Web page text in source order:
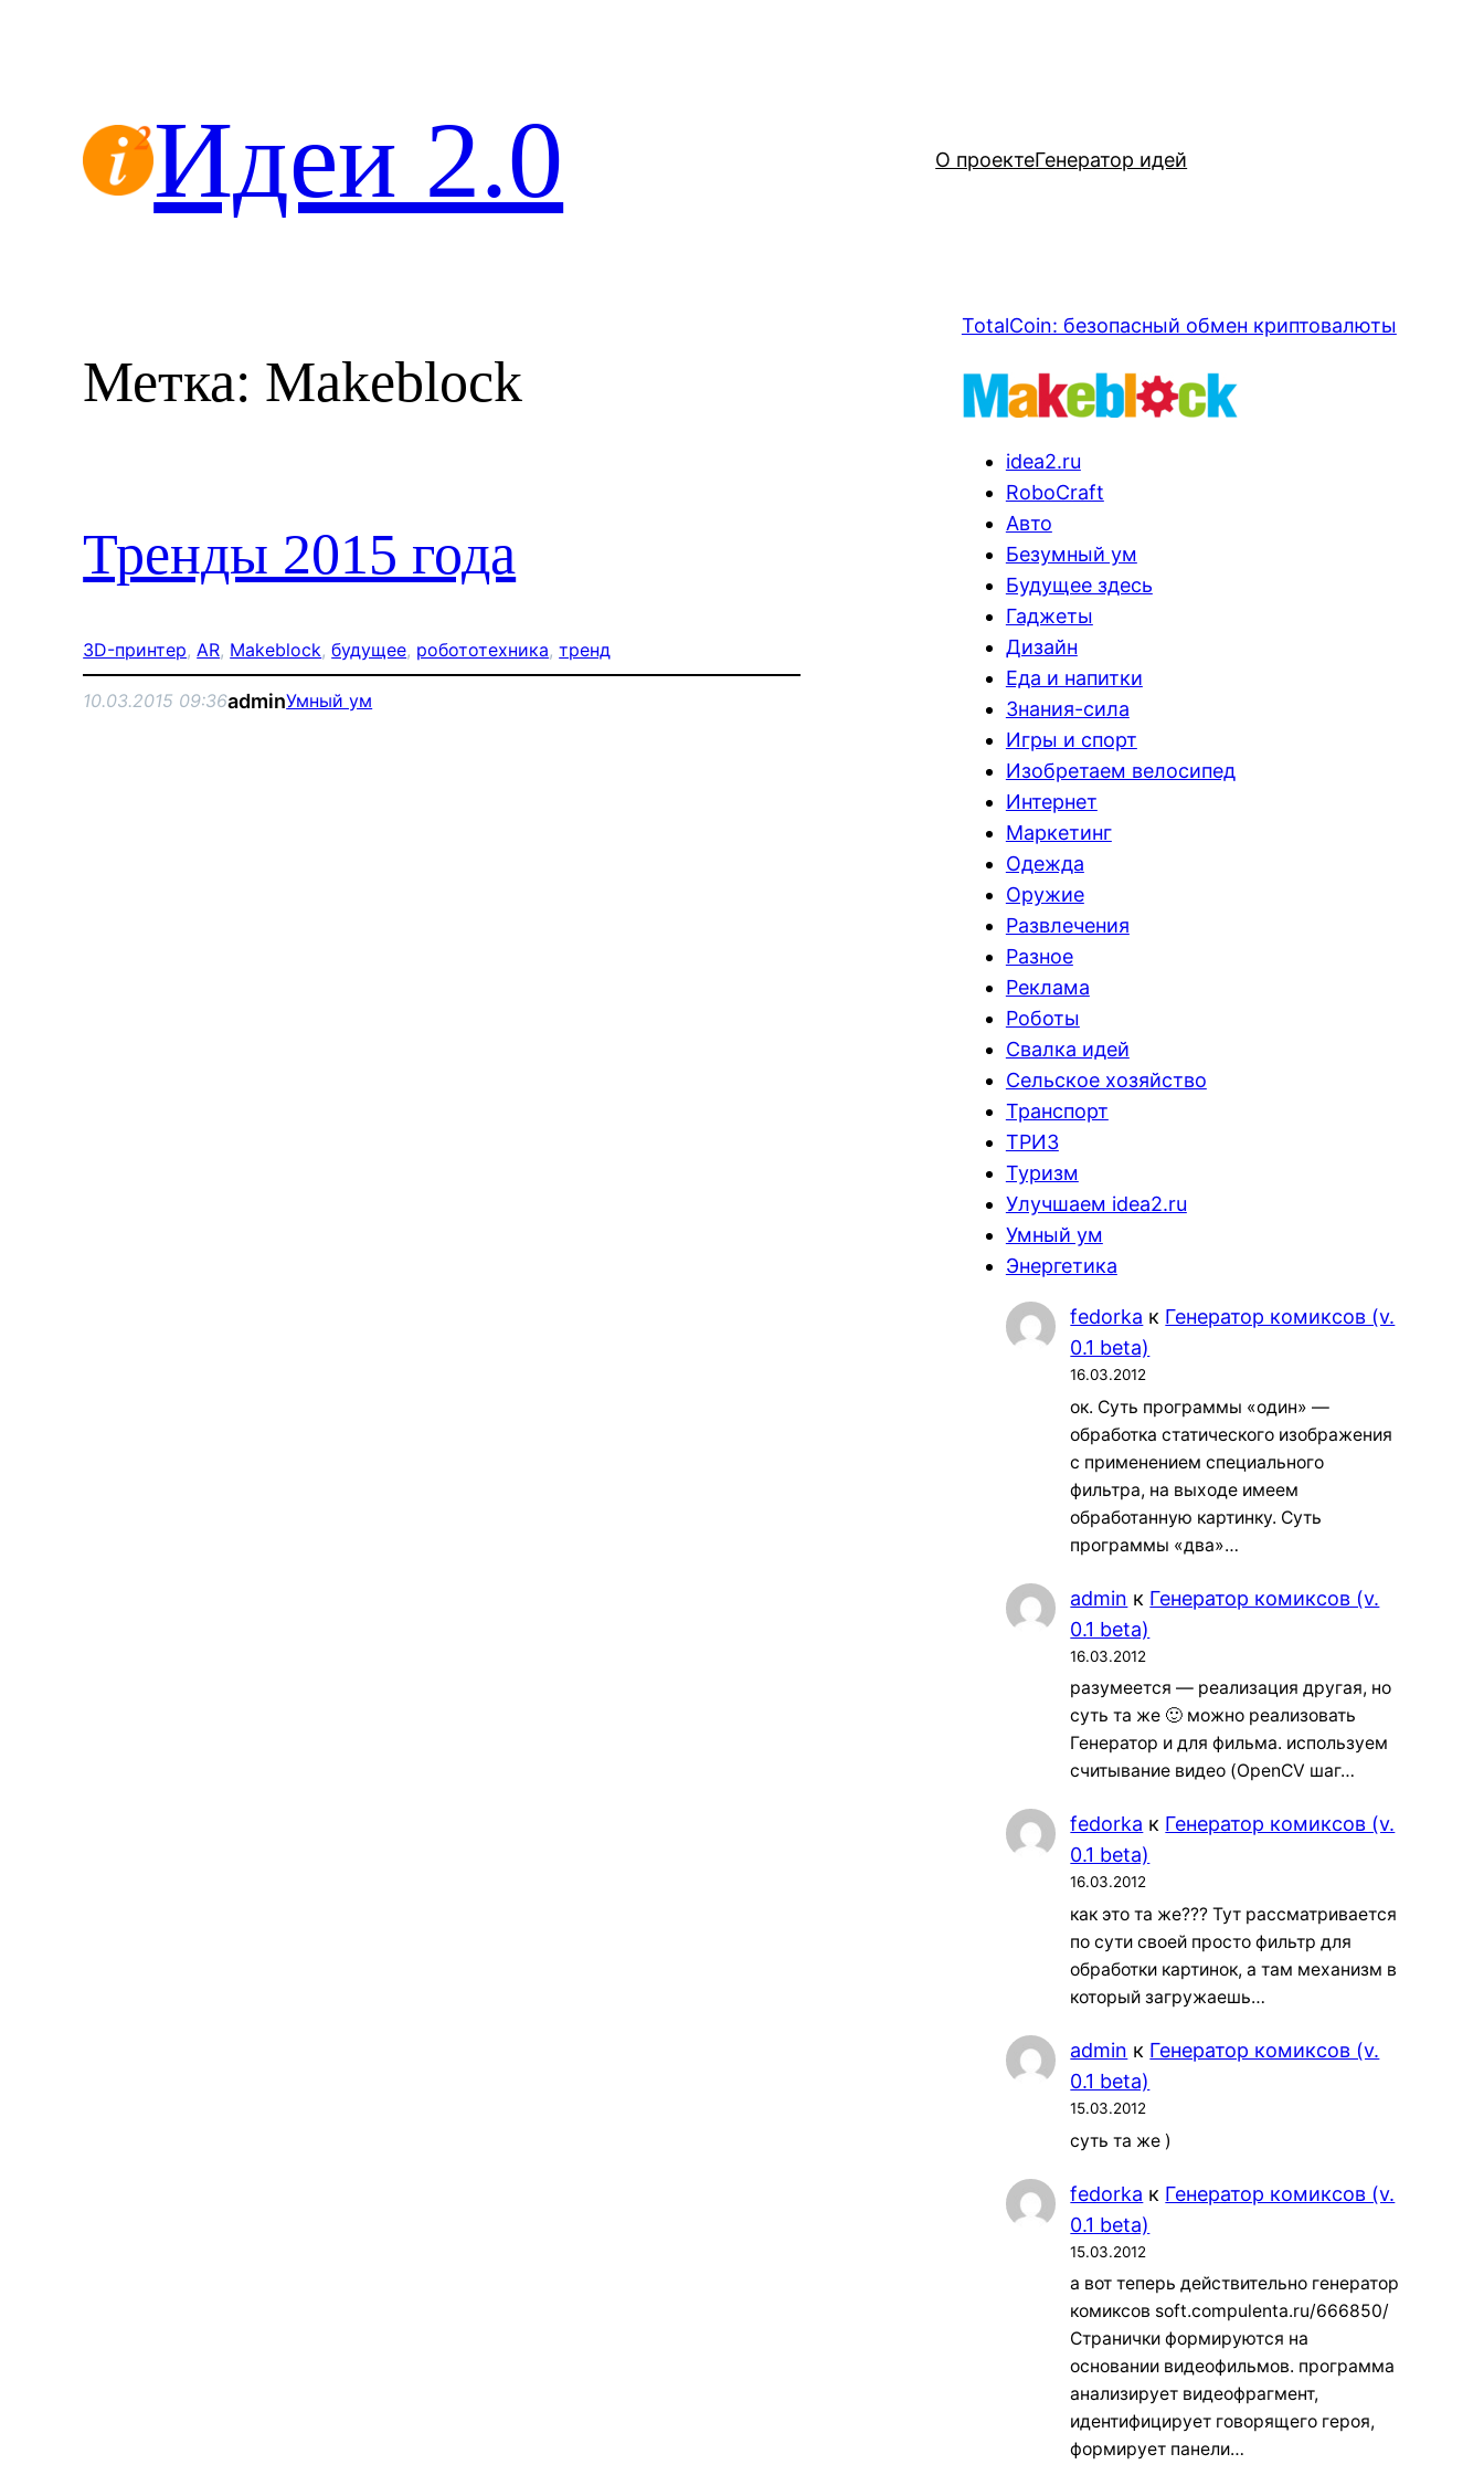
Идеи 2.0 О проектеГенератор идей
Метка: Makeblock
Тренды 2015 года
3D-принтер, AR, Makeblock, будущее, робототехника, тренд
10.03.2015 09:36adminУмный ум
TotalCoin: безопасный обмен криптовалюты
idea2.ru
RoboCraft
Авто
Безумный ум
Будущее здесь
Гаджеты
Дизайн
Еда и напитки
Знания-сила
Игры и спорт
Изобретаем велосипед
Интернет
Маркетинг
Одежда
Оружие
Развлечения
Разное
Реклама
Роботы
Свалка идей
Сельское хозяйство
Транспорт
ТРИЗ
Туризм
Улучшаем idea2.ru
Умный ум
Энергетика
fedorka к Генератор комиксов (v.
0.1 beta)
16.03.2012
ок. Суть программы «один» —
обработка статического изображения
с применением специального
фильтра, на выходе имеем
обработанную картинку. Суть
программы «два»…
admin к Генератор комиксов (v.
0.1 beta)
16.03.2012
разумеется — реализация другая, но
суть та же 🙂 можно реализовать
Генератор и для фильма. используем
считывание видео (OpenCV шаг…
fedorka к Генератор комиксов (v.
0.1 beta)
16.03.2012
как это та же??? Тут рассматривается
по сути своей просто фильтр для
обработки картинок, а там механизм в
который загружаешь…
admin к Генератор комиксов (v.
0.1 beta)
15.03.2012
суть та же )
fedorka к Генератор комиксов (v.
0.1 beta)
15.03.2012
а вот теперь действительно генератор
комиксов soft.compulenta.ru/666850/
Странички формируются на
основании видеофильмов. программа
анализирует видеофрагмент,
идентифицирует говорящего героя,
формирует панели…